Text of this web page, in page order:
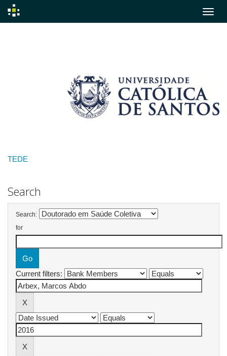
TEDE
Search
Search:
for
Current filters: